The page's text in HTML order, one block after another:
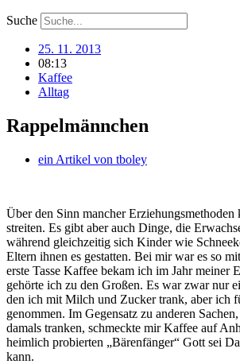
Suche
25. 11. 2013
08:13
Kaffee
Alltag
Rappelmännchen
ein Artikel von tboley
Über den Sinn mancher
streiten. Es gibt aber auch Dinge, die
während gleichzeitig sich Kinder wie
Eltern ihnen es gestatten. Bei mir war es so
erste Tasse Kaffee bekam ich im Jahr meiner
gehörte ich zu den Großen. Es war zwar nur
den ich mit Milch und Zucker trank, aber ich
genommen. Im Gegensatz zu anderen
damals tranken, schmeckte mir Kaffee auf
heimlich probierten „Bärenfänger“ Gott sei
kann.